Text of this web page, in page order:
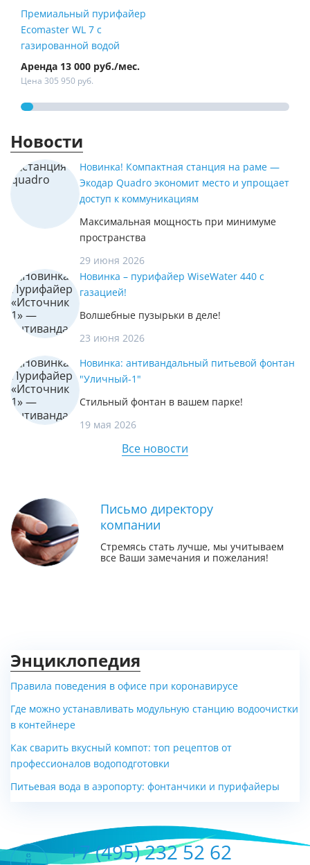
Премиальный пурифайер
Ecomaster WL 7 с
газированной водой
Аренда 13 000 руб./мес.
Цена 305 950 руб.
Новости
Новинка! Компактная станция на раме —
Экодар Quadro экономит место и упрощает
доступ к коммуникациям
Максимальная мощность при минимуме
пространства
29 июня 2026
Новинка – пурифайер WiseWater 440 с
газацией!
Волшебные пузырьки в деле!
23 июня 2026
Новинка: антивандальный питьевой фонтан
"Уличный-1"
Стильный фонтан в вашем парке!
19 мая 2026
Все новости
Письмо директору
компании
Стремясь стать лучше, мы учитываем
все Ваши замечания и пожелания!
Энциклопедия
Правила поведения в офисе при коронавирусе
Где можно устанавливать модульную станцию водоочистки
в контейнере
Как сварить вкусный компот: топ рецептов от
профессионалов водоподготовки
Питьевая вода в аэропорту: фонтанчики и пурифайеры
+7 (495) 232 52 62